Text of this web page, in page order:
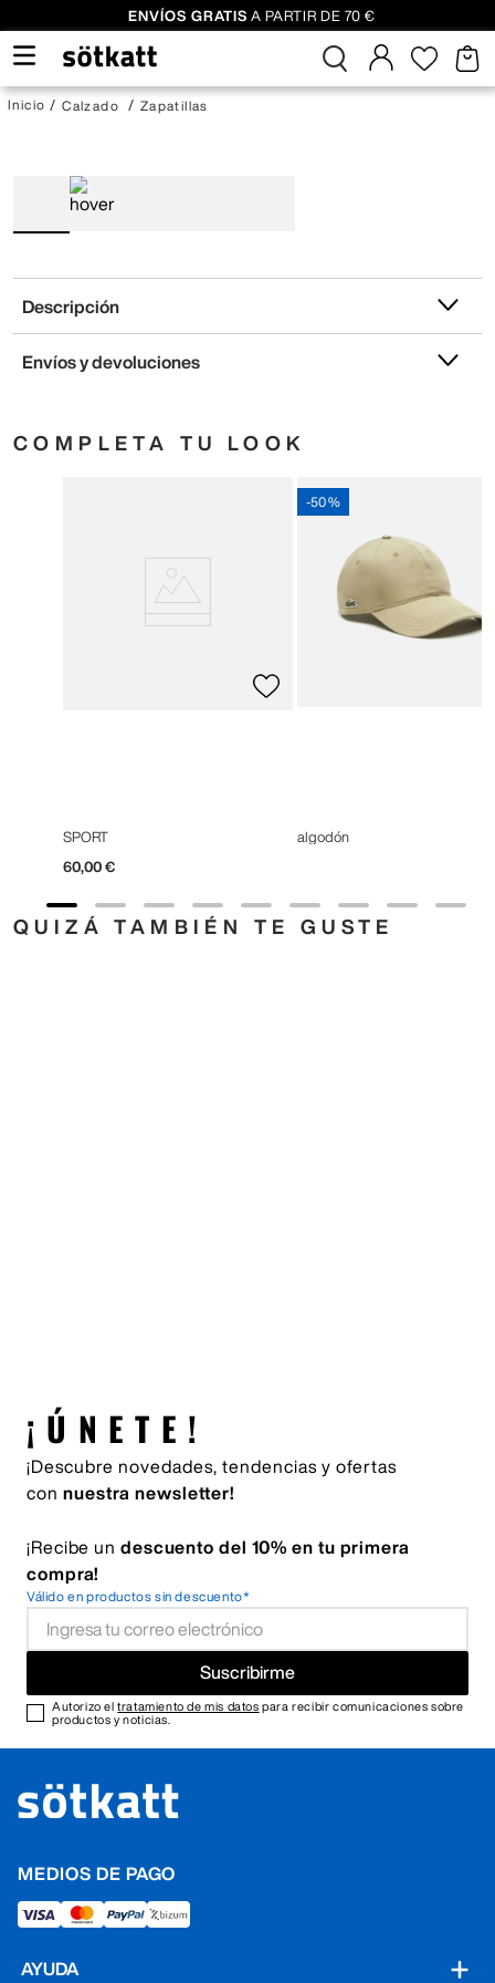
ENVÍOS GRATIS A PARTIR DE 70 €
Calzado Zapatillas
Descripción
Envíos y devoluciones
COMPLETA TU LOOK
SPORT
60,00 €
-50 %
algodón
QUIZÁ TAMBIÉN TE GUSTE
¡ÚNETE!
¡Descubre novedades, tendencias y ofertas
con nuestra newsletter!
¡Recibe un descuento del 10% en tu primera
compra!
Válido en productos sin descuento*
Suscribirme
Autorizo eltratamiento de mis datos para recibir comunicaciones sobre
productos y noticias.
MEDIOS DE PAGO
AYUDA